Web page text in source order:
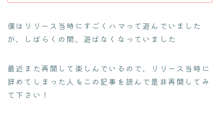
僕はリリース当時にすごくハマって遊んでいました
が、しばらくの間、遊ばなくなっていました
最近また再開して楽しんでいるので、リリース当時に
辞めてしまった人もこの記事を読んで是非再開してみ
て下さい！